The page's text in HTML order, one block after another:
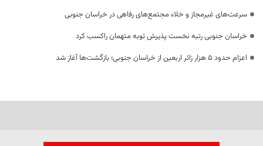
سرعت‌های غیرمجاز و خلاء مجتمع‌های رفاهی در خراسان جنوبی
خراسان جنوبی رتبه نخست پذیرش توبه متهمان راکسب کرد
اعزام حدود 5 هزار زائر اربعین از خراسان جنوبی؛ بازگشت‌ها آغاز شد